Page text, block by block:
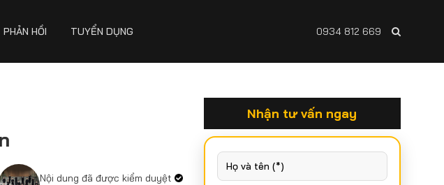
PHẢN HỒI TUYỂN DỤNG 0934 812 669
Nội dung đã được kiểm duyệt
Nhận tư vấn ngay